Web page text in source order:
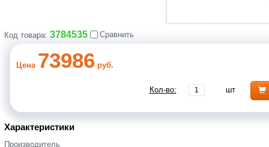
Код товара: 3784535 Сравнить
Цена 73986 руб.
Кол-во: шт
Характеристики
Производитель